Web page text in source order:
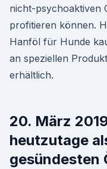
nicht-psychoaktiven
profitieren können.
Hanföl für Hunde
an speziellen
erhältlich.
20. März
heutzutage
gesündesten